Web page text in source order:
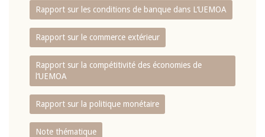
Rapport sur les conditions de banque dans L‘UEMOA
Rapport sur le commerce extérieur
Rapport sur la compétitivité des économies de
l‘UEMOA
Rapport sur la politique monétaire
Note thématique